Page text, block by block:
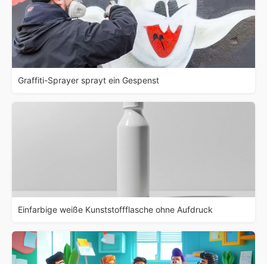
Graffiti-Sprayer sprayt ein Gespenst
Einfarbige weiße Kunststoffflasche ohne Aufdruck